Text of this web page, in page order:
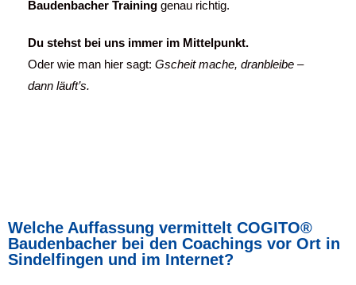
Baudenbacher Training genau richtig.
Du stehst bei uns immer im Mittelpunkt.
Oder wie man hier sagt: Gscheit mache, dranbleibe –
dann läuft’s.
Welche Auffassung vermittelt COGITO®
Baudenbacher bei den Coachings vor Ort in
Sindelfingen und im Internet?